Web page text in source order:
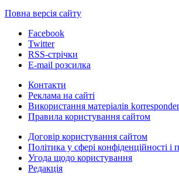
Повна версія сайту
Facebook
Twitter
RSS-стрічки
E-mail розсилка
Контакти
Реклама на сайті
Використання матеріалів
Правила користування сайтом
Договір користування сайтом
Політика у сфері конфіденційності
Угода щодо користування
Редакція